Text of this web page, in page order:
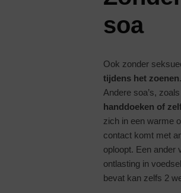
soa
Ook zonder
tijdens het zoenen
Andere soa’s,
handdoeken of
zich in een warme
contact komt met
oploopt. Een ander
ontlasting in
bevat kan zelfs 2